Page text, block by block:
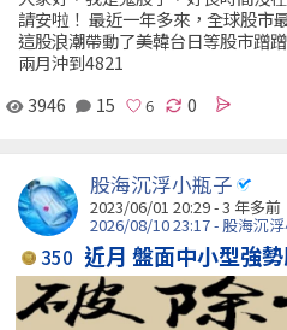
請安啦！ 最近一年多來，全球股市
這股浪潮帶動了美韓台日等股市蹭
兩月沖到4821
3946
15 0
股海沉浮小瓶子
2023/06/01 20:29 - 3 年多前
2026/08/10 23:17 - 股海沉
350 近月 盤面中小型強